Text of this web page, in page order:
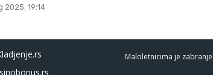
2025. 19:14
Maloletnicima je